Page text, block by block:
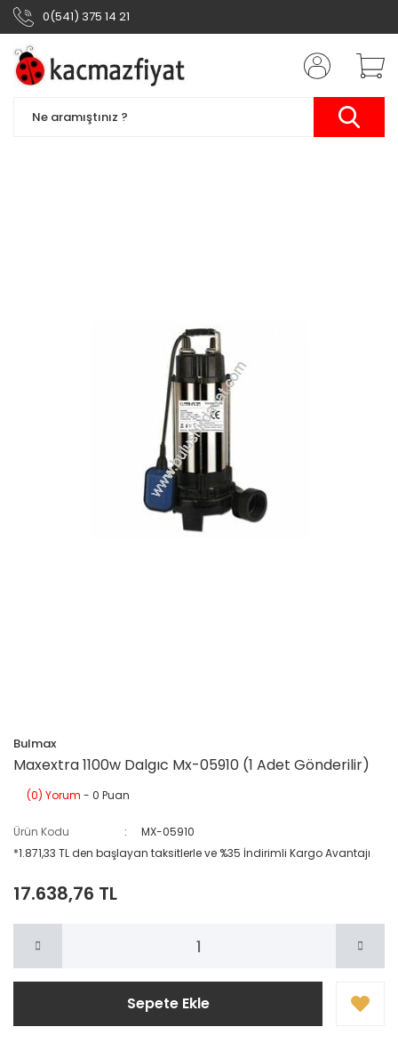
0(541) 375 14 21
Bulmax
Maxextra 1100w Dalgıc Mx-05910 (1 Adet Gönderilir)
(0) Yorum - 0 Puan
Ürün Kodu
MX-05910
*1.871,33 TL den başlayan taksitlerle ve %35 İndirimli Kargo Avantajı
17.638,76 TL
Sepete Ekle